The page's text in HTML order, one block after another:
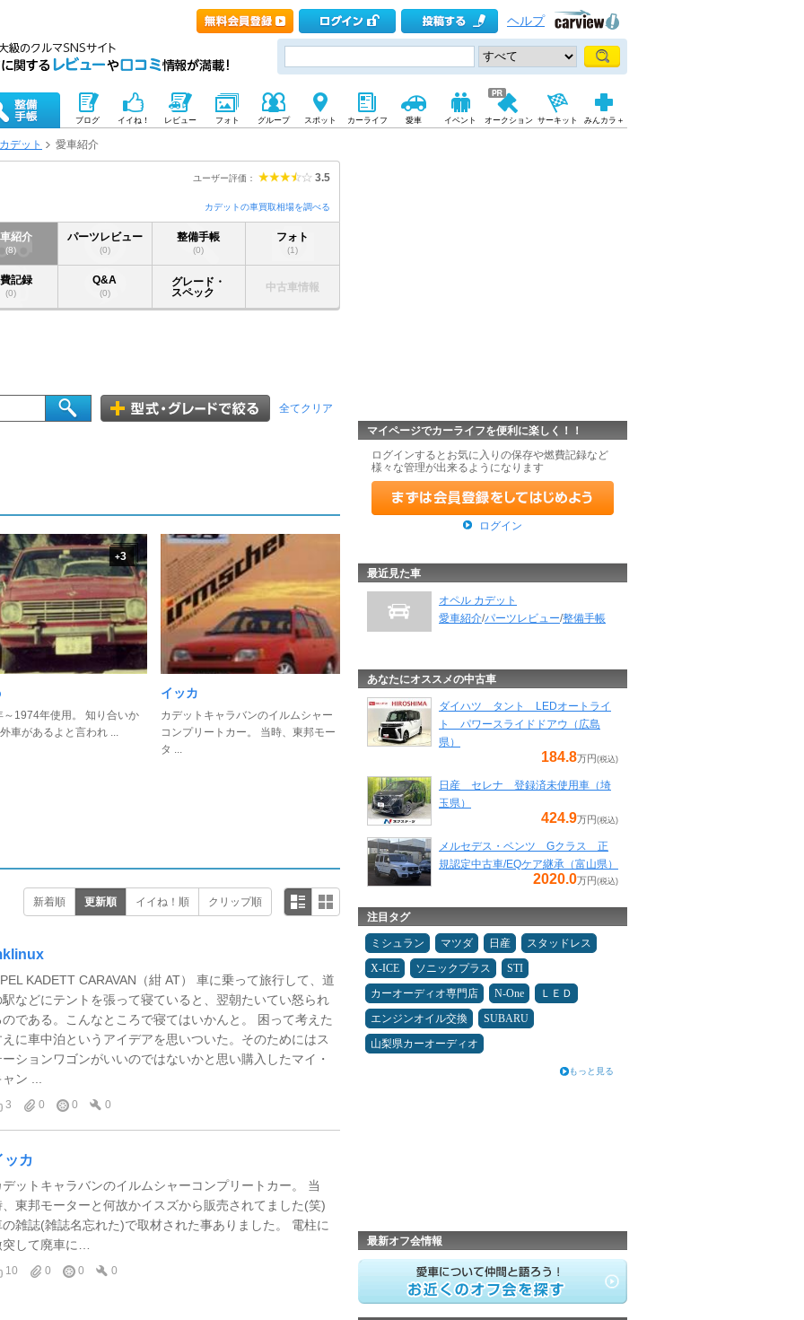
ヘルプ
ブログ イイね！ レビュー フォト グループ スポット カーライフ 愛車 イベント オークション サーキット みんカラ＋
カデット 愛車紹介
ユーザー評価： 3.5
カデットの車買取相場を調べる
紹介
(8)
パーツレビュー
(0)
整備手帳
(0)
フォト
(1)
記録
(0)
Q&A
(0)
グレード・
スペック
中古車情報
全てクリア
+3
～1974年使用。 知り合いか
車があるよと言われ ...
イッカ
カデットキャラバンのイルムシャー
コンプリートカー。 当時、東邦モー
タ ...
新着順 更新順 イイね！順 クリップ順
KADETT CARAVAN（紺 AT） 車に乗って旅行して、道
駅などにテントを張って寝ていると、翌朝たいてい怒られ
のである。こんなところで寝てはいかんと。 困って考えた
えに車中泊というアイデアを思いついた。そのためにはス
ーションワゴンがいいのではないかと思い購入したマイ・
ャン ...
3 0 0 0
ッカ
デットキャラバンのイルムシャーコンプリートカー。 当
、東邦モーターと何故かイスズから販売されてました(笑)
の雑誌(雑誌名忘れた)で取材された事ありました。 電柱に
突して廃車に…
10 0 0 0
マイページでカーライフを便利に楽しく！！
ログインするとお気に入りの保存や燃費記録など
様々な管理が出来るようになります
ログイン
最近見た車
オペル カデット
愛車紹介/パーツレビュー/整備手帳
あなたにオススメの中古車
ダイハツ タント LEDオートライ
ト パワースライドドアウ（広島
県）
184.8万円 (税込)
日産 セレナ 登録済未使用車（埼
玉県）
424.9万円 (税込)
メルセデス・ベンツ Gクラス 正
規認定中古車/EQケア継承（富山県）
2020.0万円 (税込)
注目タグ
ミシュラン マツダ 日産
スタッドレス
X-ICE
ソニックプラス
STI
カーオーディオ専門店
N-One
ＬＥＤ
エンジンオイル交換
SUBARU
山梨県カーオーディオ
もっと見る
最新オフ会情報